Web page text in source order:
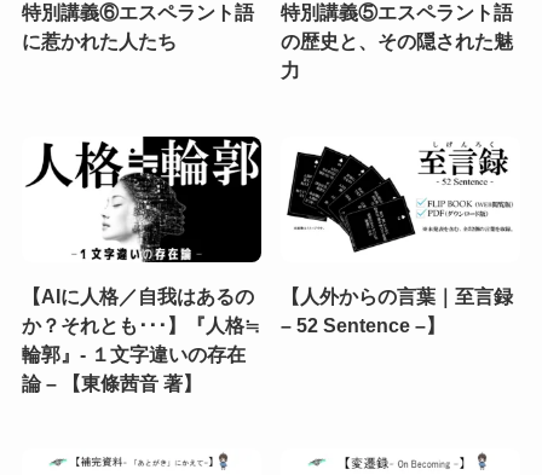
特別講義⑥エスペラント語
に惹かれた人たち
特別講義⑤エスペラント語
の歴史と、その隠された魅
力
【AIに人格／自我はあるの
か？それとも･･･】『人格≒
輪郭』- １文字違いの存在
論 – 【東條茜音 著】
【人外からの言葉｜至言録
– 52 Sentence –】